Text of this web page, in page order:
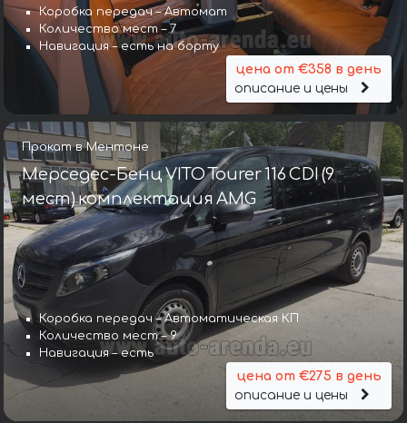
Коробка передач – Автомат
Количество мест – 7
Навигация – есть на борту
цена от €358 в день
описание и цены
Прокат в Ментоне
Мерседес-Бенц VITO Tourer 116 CDI (9
мест) комплектация AMG
Коробка передач – Автоматическая КП
Количество мест – 9
Навигация – есть
цена от €275 в день
описание и цены